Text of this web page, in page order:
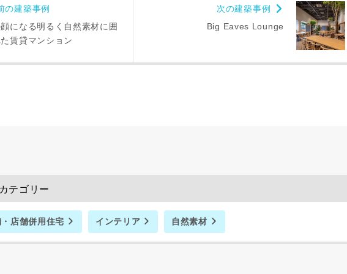
の建築事例
になる明るく自然素材に囲
た賃貸マンション
次の建築事例
Big Eaves Lounge
テゴリー
・店舗併用住宅 インテリア 自然素材
スのご案内のために利用します。
当社は、本サービス又は利用契約に関し，お客様に発生した損害について、債務不履行責任
任、その他の法律上の請求原因の如何を問わず賠償の責任を負わないものとします。
当社は、お客様が本サービスを利用することにより第三者との間で生じた紛争等について
ないものとします。